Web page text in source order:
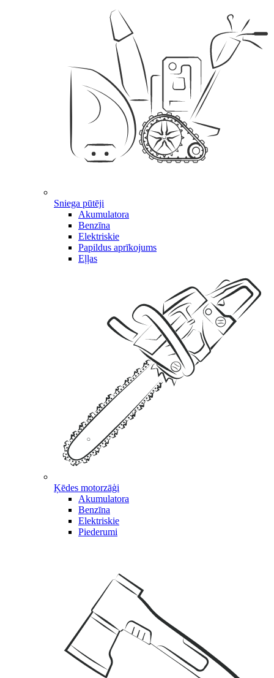
Sniega pūtēji
Akumulatora
Benzīna
Elektriskie
Papildus aprīkojums
Eļļas
Ķēdes motorzāģi
Akumulatora
Benzīna
Elektriskie
Piederumi